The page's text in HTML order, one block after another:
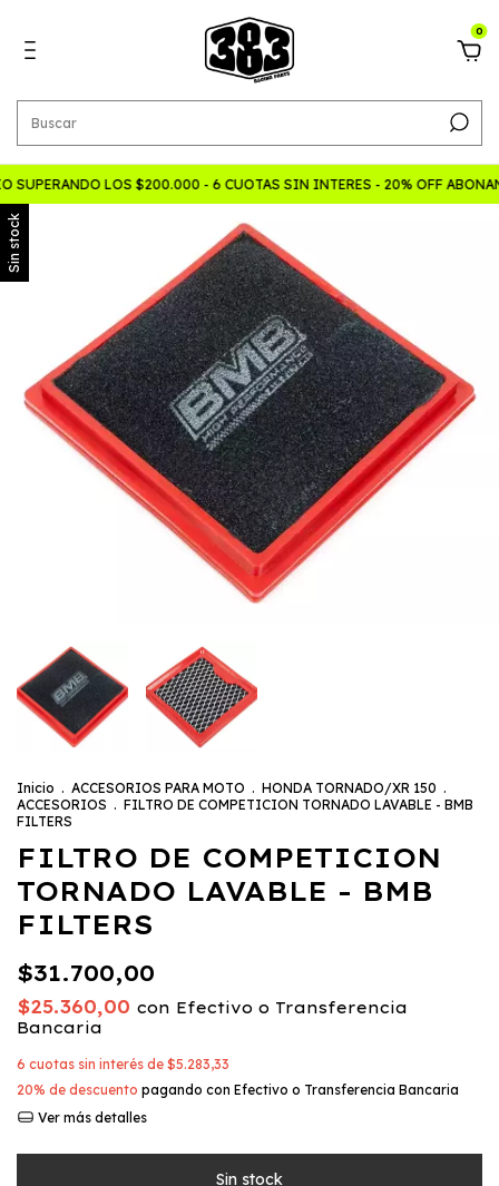
0
LOS $200.000 - 6 CUOTAS SIN INTERES - 20% OFF
Sin stock
Inicio . ACCESORIOS PARA MOTO . HONDA TORNADO/XR 150 .
ACCESORIOS . FILTRO DE COMPETICION TORNADO LAVABLE - BMB
FILTERS
FILTRO DE COMPETICION
TORNADO LAVABLE - BMB
FILTERS
$31.700,00
$25.360,00 con Efectivo o Transferencia
Bancaria
6 cuotas sin interés de $5.283,33
20% de descuento pagando con Efectivo o Transferencia Bancaria
Ver más detalles